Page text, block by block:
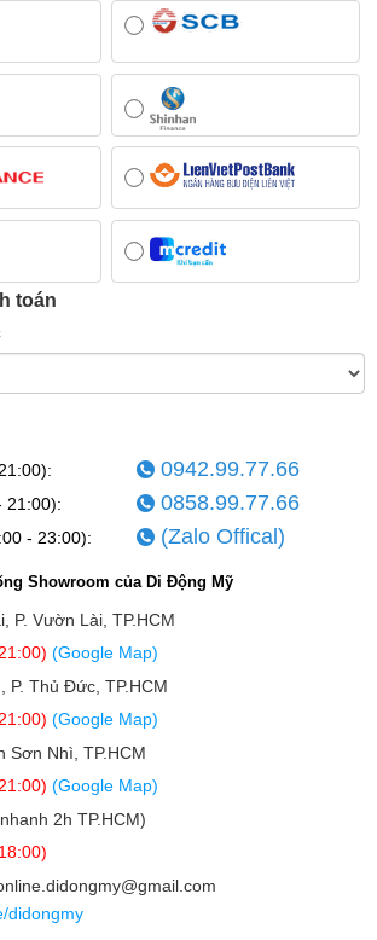
toán
0942.99.77.66
21:00): 0858.99.77.66
- 23:00): (Zalo Offical)
Showroom của Di Động Mỹ
P. Vườn Lài, TP.HCM
(Google Map)
P. Thủ Đức, TP.HCM
(Google Map)
Sơn Nhì, TP.HCM
(Google Map)
2h TP.HCM)
didongmy